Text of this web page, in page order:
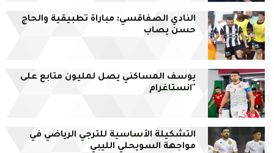
النادي الصفاقسي: مباراة تطبيقية والحاج
حسن يصاب
يوسف المساكني يصل لمليون متابع على
"انستاغرام
التشكيلة الأساسية للترجي الرياضي في
مواجهة السويحلي الليبي